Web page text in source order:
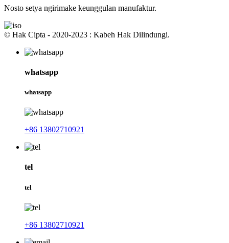
Nosto setya ngirimake keunggulan manufaktur.
© Hak Cipta - 2020-2023 : Kabeh Hak Dilindungi.
whatsapp
whatsapp
+86 13802710921
tel
tel
+86 13802710921